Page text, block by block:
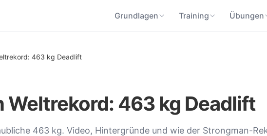
Grundlagen Training Übungen
463 kg Deadlift
Weltrekord: 463 kg Deadlift
463 kg. Video, Hintergründe und wie der Strongman-